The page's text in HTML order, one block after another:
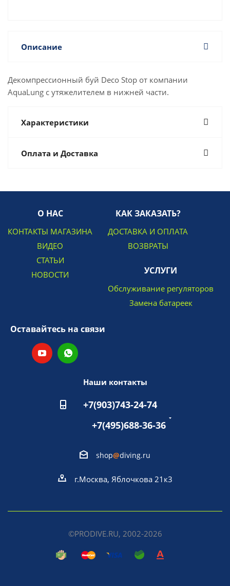
Описание
Декомпрессионный буй Deco Stop от компании
AquaLung с утяжелителем в нижней части.
Характеристики
Оплата и Доставка
О НАС
КОНТАКТЫ МАГАЗИНА
ВИДЕО
СТАТЬИ
НОВОСТИ
КАК ЗАКАЗАТЬ?
ДОСТАВКА И ОПЛАТА
ВОЗВРАТЫ
УСЛУГИ
Обслуживание регуляторов
Замена батареек
Оставайтесь на связи
Наши контакты
+7(903)743-24-74
+7(495)688-36-36
shop@diving.ru
г.Москва, Яблочкова 21к3
©PRODIVE.RU, 2002-2026